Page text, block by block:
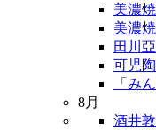
美濃
美濃
田川
可児
「み
8月
酒井